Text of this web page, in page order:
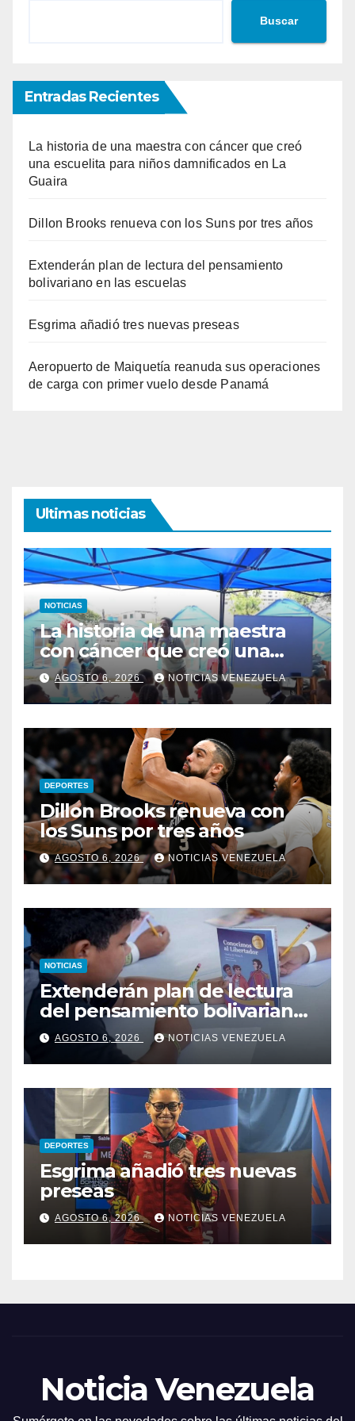
Buscar
Entradas Recientes
La historia de una maestra con cáncer que creó
una escuelita para niños damnificados en La
Guaira
Dillon Brooks renueva con los Suns por tres años
Extenderán plan de lectura del pensamiento
bolivariano en las escuelas
Esgrima añadió tres nuevas preseas
Aeropuerto de Maiquetía reanuda sus operaciones
de carga con primer vuelo desde Panamá
Ultimas noticias
NOTICIAS
La historia de una maestra
con cáncer que creó una
escuelita para niños
damnificados en La Guaira
AGOSTO 6, 2026 NOTICIAS VENEZUELA
DEPORTES
Dillon Brooks renueva con
los Suns por tres años
AGOSTO 6, 2026 NOTICIAS VENEZUELA
NOTICIAS
Extenderán plan de lectura
del pensamiento bolivariano
en las escuelas
AGOSTO 6, 2026 NOTICIAS VENEZUELA
DEPORTES
Esgrima añadió tres nuevas
preseas
AGOSTO 6, 2026 NOTICIAS VENEZUELA
Noticia Venezuela